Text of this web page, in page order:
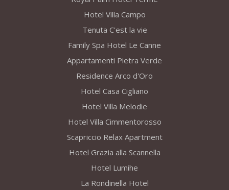
Hotel Villa Campo
Tenuta C'est la vie
Family Spa Hotel Le Canne
Appartamenti Pietra Verde
Residence Arco d'Oro
Hotel Casa Cigliano
Hotel Villa Melodie
Hotel Villa Cimmentorosso
Scapriccio Relax Apartment
Hotel Grazia alla Scannella
Hotel Lumihe
La Rondinella Hotel